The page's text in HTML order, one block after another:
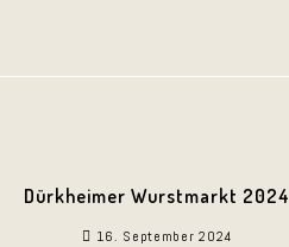
Dürkheimer Wurstmarkt 2024
16. September 2024